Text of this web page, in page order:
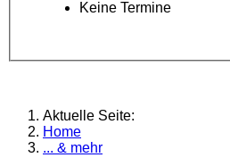
Keine Termine
Aktuelle Seite:
Home
... & mehr